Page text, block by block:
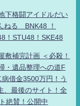
格闘アイドルだい
ねる BNK48 ！
！STU48！SKE48
敷補完計画 ＜必殺！
・遺品整理への道F
借金3500万円！う
、最後のサイト！全
絶賛！公開中